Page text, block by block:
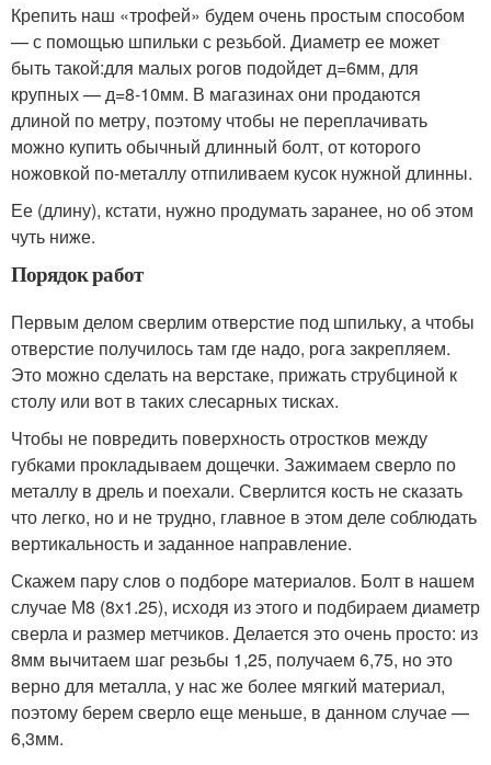
Крепить наш «трофей» будем очень простым способом
— с помощью шпильки с резьбой. Диаметр ее может
быть такой:для малых рогов подойдет д=6мм, для
крупных — д=8-10мм. В магазинах они продаются
длиной по метру, поэтому чтобы не переплачивать
можно купить обычный длинный болт, от которого
ножовкой по-металлу отпиливаем кусок нужной длинны.
Ее (длину), кстати, нужно продумать заранее, но об этом
чуть ниже.
Порядок работ
Первым делом сверлим отверстие под шпильку, а чтобы
отверстие получилось там где надо, рога закрепляем.
Это можно сделать на верстаке, прижать струбциной к
столу или вот в таких слесарных тисках.
Чтобы не повредить поверхность отростков между
губками прокладываем дощечки. Зажимаем сверло по
металлу в дрель и поехали. Сверлится кость не сказать
что легко, но и не трудно, главное в этом деле соблюдать
вертикальность и заданное направление.
Скажем пару слов о подборе материалов. Болт в нашем
случае М8 (8х1.25), исходя из этого и подбираем диаметр
сверла и размер метчиков. Делается это очень просто: из
8мм вычитаем шаг резьбы 1,25, получаем 6,75, но это
верно для металла, у нас же более мягкий материал,
поэтому берем сверло еще меньше, в данном случае —
6,3мм.